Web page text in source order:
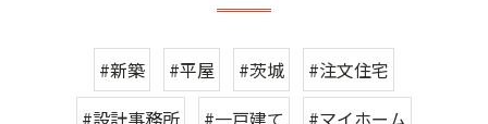
#新築 #平屋 #茨城
#注文住宅
#設計事務所
#一戸建て
#マイホーム